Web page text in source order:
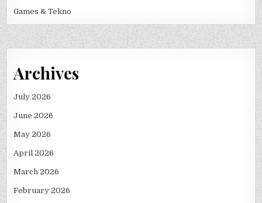
Games & Tekno
Archives
July 2026
June 2026
May 2026
April 2026
March 2026
February 2026